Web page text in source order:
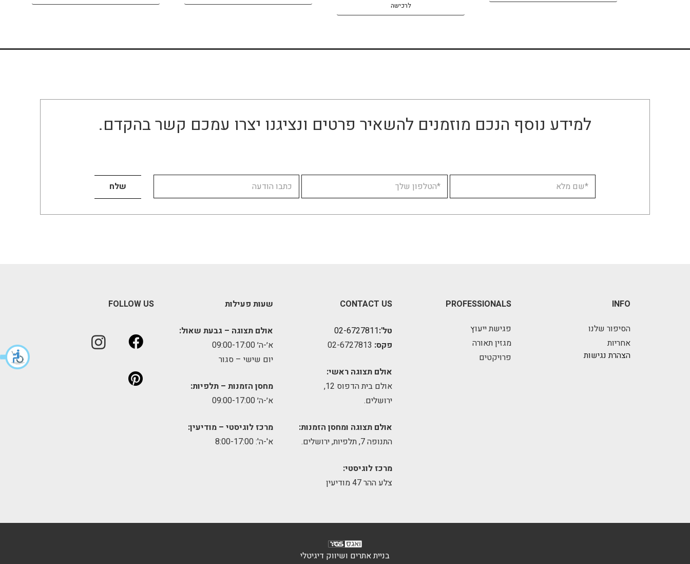
לרכישה
למידע נוסף הנכם מוזמנים להשאיר פרטים ונציגנו יצרו עמכם קשר בהקדם.
INFO
הסיפור שלנו
אחריות
הצהרת נגישות
PROFESSIONALS
פגישת ייעוץ
מגזין תאורה
פרויקטים
CONTACT US
טל':02-6727811
פקס:
אולם תצוגה ראשי:
אולם בית הדפוס 12,
ירושלים.
אולם תצוגה ומחסן הזמנות:
התנופה 7, תלפיות, ירושלים.
מרכז לוגיסטי:
צלע ההר 47 מודיעין
שעות פעילות
אולם תצוגה – גבעת שאול:
א׳-ה׳ 09:00-17:00
יום שישי – סגור
מחסן הזמנות – תלפיות:
א׳-ה׳ 09:00-17:00
מרכז לוגיסטי – מודיעין:
א'-ה': 8:00-17:00
FOLLOW US
בניית אתרים ושיווק דיגיטלי